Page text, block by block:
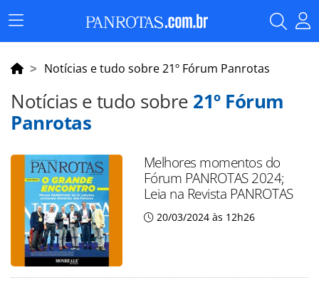
Menu
Principal
Notícias e tudo sobre 21º Fórum Panrotas
Notícias e tudo sobre 21º Fórum
Panrotas
Melhores momentos do
Fórum PANROTAS 2024;
Leia na Revista PANROTAS
20/03/2024 às 12h26